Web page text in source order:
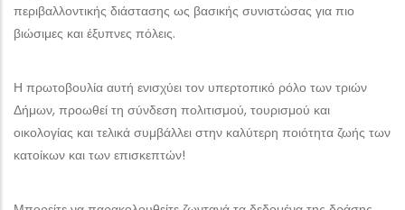
περιβαλλοντικής διάστασης ως βασικής συνιστώσας για πιο
βιώσιμες και έξυπνες πόλεις.
Η πρωτοβουλία αυτή ενισχύει τον υπερτοπικό ρόλο των τριών
Δήμων, προωθεί τη σύνδεση πολιτισμού, τουρισμού και
οικολογίας και τελικά συμβάλλει στην καλύτερη ποιότητα ζωής των
κατοίκων και των επισκεπτών!